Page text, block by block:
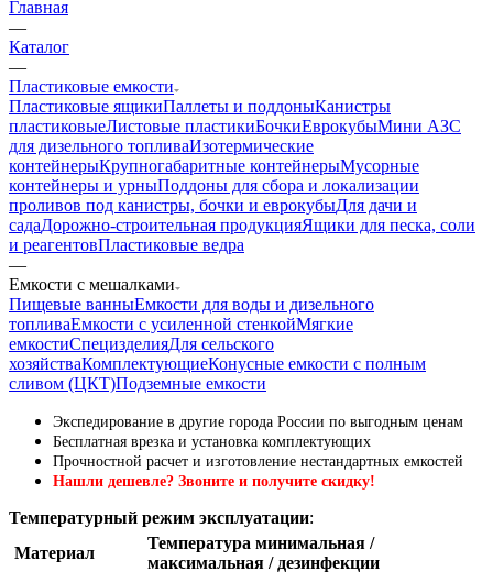
Главная
—
Каталог
—
Пластиковые емкости
Пластиковые ящикиПаллеты и поддоныКанистры
пластиковыеЛистовые пластикиБочкиЕврокубыМини АЗС
для дизельного топливаИзотермические
контейнерыКрупногабаритные контейнерыМусорные
контейнеры и урныПоддоны для сбора и локализации
проливов под канистры, бочки и еврокубыДля дачи и
садаДорожно-строительная продукцияЯщики для песка, соли
и реагентовПластиковые ведра
—
Емкости с мешалками
Пищевые ванныЕмкости для воды и дизельного
топливаЕмкости с усиленной стенкойМягкие
емкостиСпецизделияДля сельского
хозяйстваКомплектующиеКонусные емкости с полным
сливом (ЦКТ)Подземные емкости
Экспедирование в другие города России по выгодным ценам
Бесплатная врезка и установка комплектующих
Прочностной расчет и изготовление нестандартных емкостей
Нашли дешевле? Звоните и получите скидку!
Температурный режим эксплуатации:
Материал
Температура минимальная /
максимальная / дезинфекции